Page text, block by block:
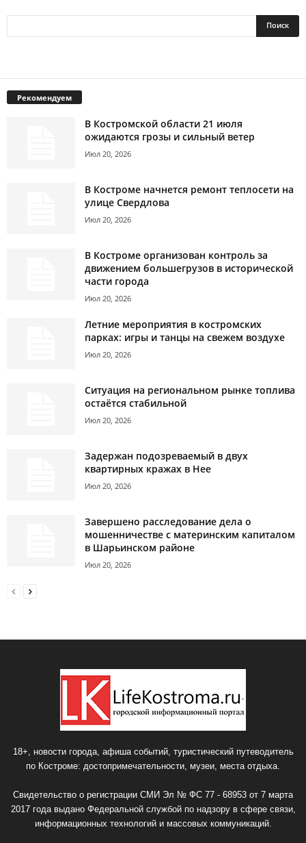
Рекомендуем
В Костромской области 21 июля
ожидаются грозы и сильный ветер
Июл 20, 2026
В Костроме начнется ремонт теплосети на
улице Свердлова
Июл 20, 2026
В Костроме организован контроль за
движением большегрузов в исторической
части города
Июл 20, 2026
Летние мероприятия в костромских
парках: игры и танцы на свежем воздухе
Июл 20, 2026
Ситуация на региональном рынке топлива
остаётся стабильной
Июл 20, 2026
Задержан подозреваемый в двух
квартирных кражах в Нее
Июл 20, 2026
Завершено расследование дела о
мошенничестве с материнским капиталом
в Шарьинском районе
Июл 20, 2026
18+, новости города, афиша событий, туристический путеводитель
по Костроме: достопримечательности, музеи, места отдыха.
Свидетельство о регистрации СМИ Эл № ФС 77 - 68953 от 7 марта
2017 года выдано Федеральной службой по надзору в сфере связи,
информационных технологий и массовых коммуникаций.